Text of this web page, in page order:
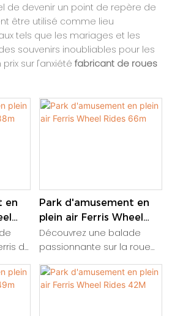
de devenir un point de repère de
être utilisé comme lieu
tels que les mariages et les
souvenirs inoubliables pour les
sur l'anxiété fabricant de roues
en
de
le
Park d'amusement en
plein air Ferris Wheel
Rides 66m
Découvrez une balade
passionnante sur la roue
Ferris du parc d'attractions
en plein air, dominant à
une hauteur de 66 mètres.